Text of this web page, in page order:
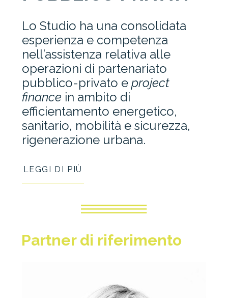
Lo Studio ha una consolidata
esperienza e competenza
nell’assistenza relativa alle
operazioni di partenariato
pubblico-privato e project
finance in ambito di
efficientamento energetico,
sanitario, mobilità e sicurezza,
rigenerazione urbana.
LEGGI DI PIÙ
Partner di riferimento